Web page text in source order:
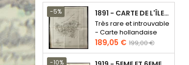
-5% 1891 - CARTE DE L'ÎLE DE BORNÉO
Très rare et introuvable
- Carte hollandaise
Prix
189,05 € Prix
de
base
199,00 €
-10%